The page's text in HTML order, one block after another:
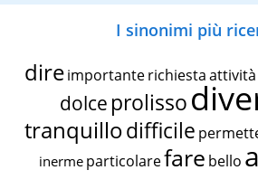
I sinonimi più
dire importante richiestaattività
dolce prolisso
tranquillodifficile
inerme particolarefare bello